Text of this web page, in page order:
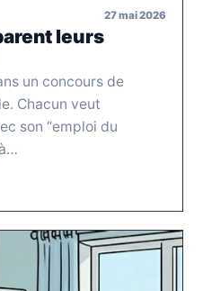
27 mai 2026
leurs
un concours de
Chacun veut
son “emploi du